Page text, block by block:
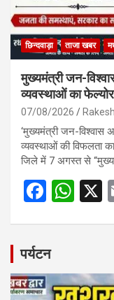
छिन्दवाड़ा ताजा खबर
मुख्यमंत्री जन-
व्यवस्थाओं का
07/08/2026
‘मुख्यमंत्री जन-विश्वास
व्यवस्थाओं की विफलता का
जिले में 7 अगस्त से
F
b
o
W
A
पर्यटन